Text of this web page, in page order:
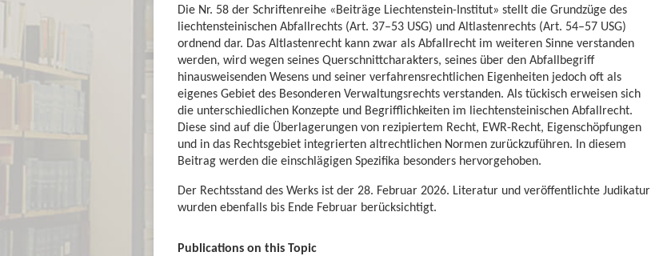
Die Nr. 58 der Schriftenreihe «Beiträge Liechtenstein-Institut» stellt die Grundzüge des
liechtensteinischen Abfallrechts (Art. 37–53 USG) und Altlastenrechts (Art. 54–57 USG)
ordnend dar. Das Altlastenrecht kann zwar als Abfallrecht im weiteren Sinne verstanden
werden, wird wegen seines Querschnittcharakters, seines über den Abfallbegriff
hinausweisenden Wesens und seiner verfahrensrechtlichen Eigenheiten jedoch oft als
eigenes Gebiet des Besonderen Verwaltungsrechts verstanden. Als tückisch erweisen sich
die unterschiedlichen Konzepte und Begrifflichkeiten im liechtensteinischen Abfallrecht.
Diese sind auf die Überlagerungen von rezipiertem Recht, EWR-Recht, Eigenschöpfungen
und in das Rechtsgebiet integrierten altrechtlichen Normen zurückzuführen. In diesem
Beitrag werden die einschlägigen Spezifika besonders hervorgehoben.
Der Rechtsstand des Werks ist der 28. Februar 2026. Literatur und veröffentlichte Judikatur
wurden ebenfalls bis Ende Februar berücksichtigt.
Publications on this Topic